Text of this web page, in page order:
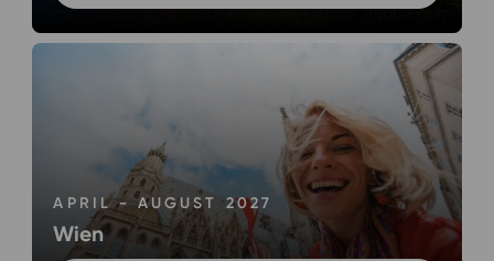
APRIL - AUGUST 2027
Wien